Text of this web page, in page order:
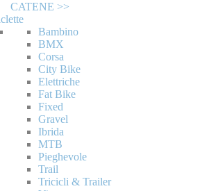
CATENE >>
Bambino
BMX
Corsa
City Bike
Elettriche
Fat Bike
Fixed
Gravel
Ibrida
MTB
Pieghevole
Trail
Tricicli & Trailer